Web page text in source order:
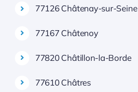
77126 Châtenay-sur-Seine
77167 Châtenoy
77820 Châtillon-la-Borde
77610 Châtres